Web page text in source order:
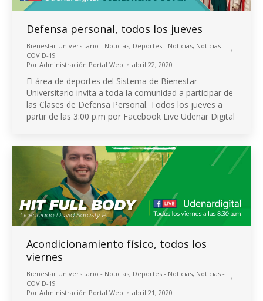
Defensa personal, todos los jueves
Bienestar Universitario - Noticias, Deportes - Noticias, Noticias -
COVID-19
Por Administración Portal Web abril 22, 2020
El área de deportes del Sistema de Bienestar
Universitario invita a toda la comunidad a participar de
las Clases de Defensa Personal. Todos los jueves a
partir de las 3:00 p.m por Facebook Live Udenar Digital
Acondicionamiento físico, todos los
viernes
Bienestar Universitario - Noticias, Deportes - Noticias, Noticias -
COVID-19
Por Administración Portal Web abril 21, 2020